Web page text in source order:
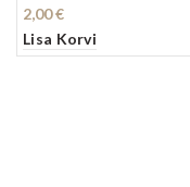
2,00€
Lisa Korvi